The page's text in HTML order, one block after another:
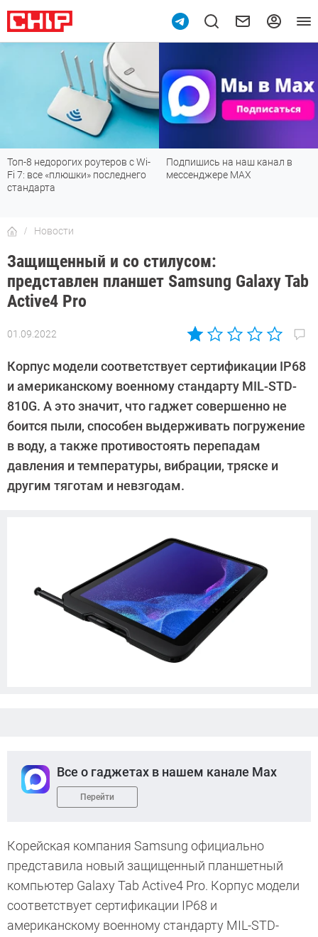
Топ-8 недорогих роутеров с Wi-
Fi 7: все «плюшки» последнего
стандарта
Подпишись на наш канал в
мессенджере МАХ
Новости
Защищенный и со стилусом:
представлен планшет Samsung Galaxy Tab
Active4 Pro
01.09.2022
Автор:
Кошик
Корпус модели соответствует сертификации IP68
и американскому военному стандарту MIL-STD-
810G. А это значит, что гаджет совершенно не
боится пыли, способен выдерживать погружение
в воду, а также противостоять перепадам
давления и температуры, вибрации, тряске и
другим тяготам и невзгодам.
Все о гаджетах в нашем канале Max
Перейти
Корейская компания Samsung официально
представила новый защищенный планшетный
компьютер Galaxy Tab Active4 Pro. Корпус модели
соответствует сертификации IP68 и
американскому военному стандарту MIL-STD-